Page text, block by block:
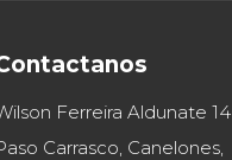
Ferreira Aldunate 14
Carrasco, Canelones,